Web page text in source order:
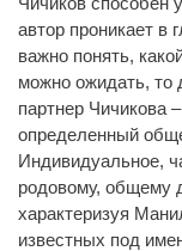
автор проникает в
важно понять,
можно ожидать,
партнер Чичикова
определенный
Индивидуальное,
родовому, общему
характеризуя
известных под